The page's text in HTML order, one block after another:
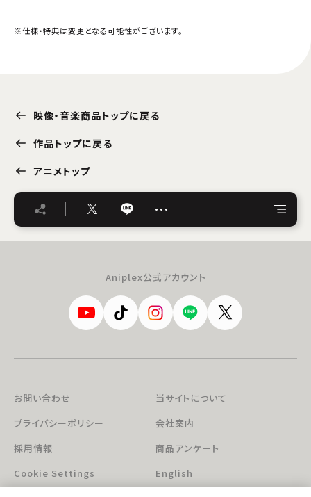
※仕様・特典は変更となる可能性がございます。
映像・音楽商品トップに戻る
作品トップに戻る
アニメトップ
…
Aniplex公式アカウント
お問い合わせ
当サイトについて
プライバシーポリシー
会社案内
採用情報
商品アンケート
Cookie Settings
English